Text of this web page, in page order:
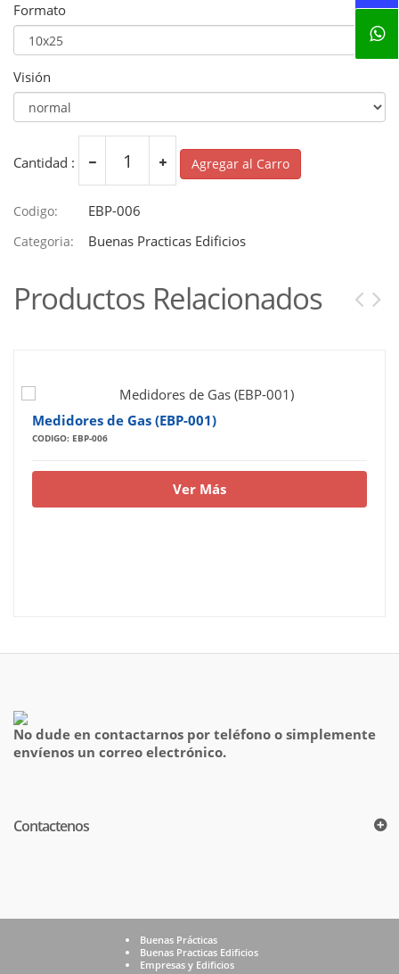
Formato
Visión
Cantidad : Agregar al Carro
Codigo: EBP-006
Categoria: Buenas Practicas Edificios
Productos Relacionados
Medidores de Gas (EBP-001)
CODIGO: EBP-006
Ver Más
No dude en contactarnos por teléfono o simplemente
envíenos un correo electrónico.
Contactenos
Buenas Prácticas
Buenas Practicas Edificios
Empresas y Edificios